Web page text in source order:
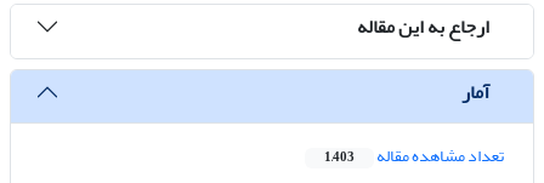
ارجاع به این مقاله
آمار
تعداد مشاهده مقاله 1,403